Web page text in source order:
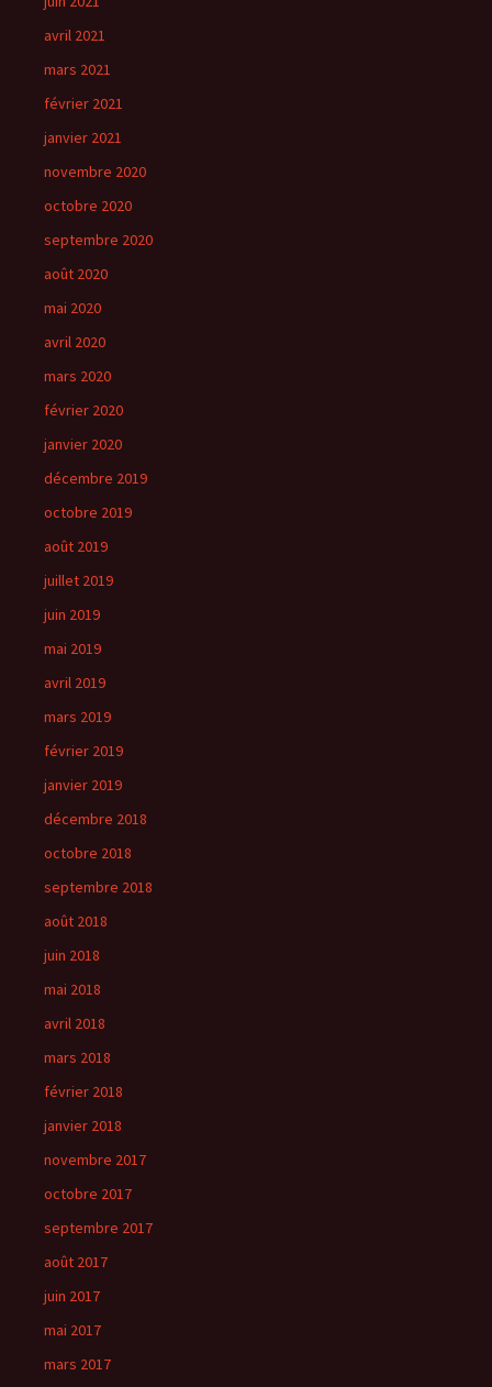
avril 2021
mars 2021
février 2021
janvier 2021
novembre 2020
octobre 2020
septembre 2020
août 2020
mai 2020
avril 2020
mars 2020
février 2020
janvier 2020
décembre 2019
octobre 2019
août 2019
juillet 2019
juin 2019
mai 2019
avril 2019
mars 2019
février 2019
janvier 2019
décembre 2018
octobre 2018
septembre 2018
août 2018
juin 2018
mai 2018
avril 2018
mars 2018
février 2018
janvier 2018
novembre 2017
octobre 2017
septembre 2017
août 2017
juin 2017
mai 2017
mars 2017